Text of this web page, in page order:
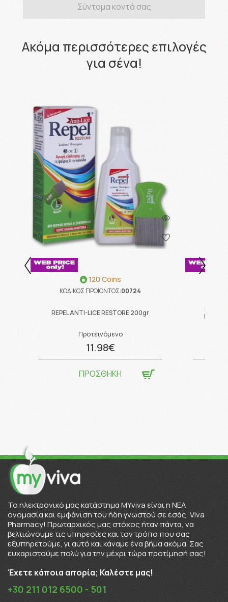
Σύντομα κοντά σας
Ακόμα περισσότερες επιλογές
για σένα!
120 Coins
ΚΩΔΙΚΟΣ ΠΡΟΪΟΝΤΟΣ:00724
REPEL ANTI-LICE RESTORE 200gr
Προτεινόμενο
11.98€
ΠΡΟΣΘΗΚΗ
Lanes
To ηλεκτρονικό μας κατάστημα MYviva είναι η ΝΕΑ
ονομασία και εμφάνιση του ήδη γνωστού σε εσάς, Viva
Pharmacy! Πρωταρχικός μας στόχος ήταν πάντα, να
βελτιώνουμε τις υπηρεσίες και τον τρόπο που σας
εξυπηρετούμε, γι αυτό και κάναμε ένα βήμα ακόμα. Σας
ευχαριστούμε πολύ για την μέχρι τώρα προτίμησή σας!
Έχετε κάποια απορία; Καλέστε μας!
+30 211 012 6500 - 501